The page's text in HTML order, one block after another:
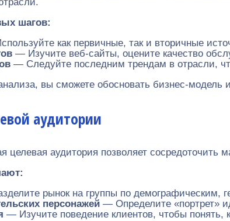
шагов:
как первичные, так и вторичные
— Изучите веб-сайты, оцените качество
— Следуйте последним трендам в отрасли,
вы сможете обосновать бизнес-
аудитории
целевая аудитория позволяет сосредоточить
рынок на группы по демографическим,
персонажей — Определите «портрет»
— Изучите поведение клиентов, чтобы понять,